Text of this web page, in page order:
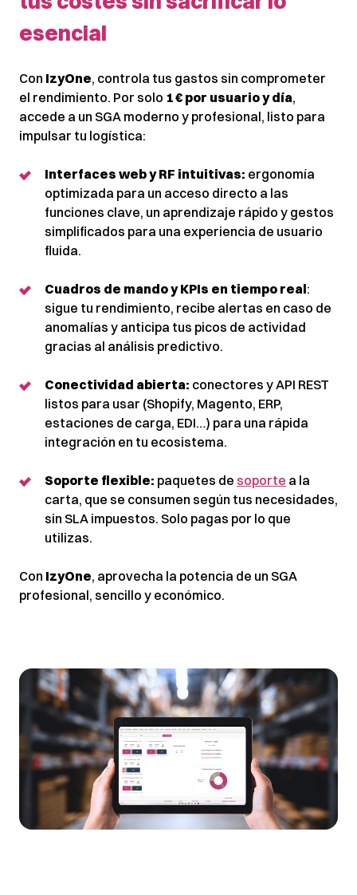
esencial
Con IzyOne, controla tus gastos sin comprometer
el rendimiento. Por solo 1 € por usuario y día,
accede a un SGA moderno y profesional, listo para
impulsar tu logística:
Interfaces web y RF intuitivas: ergonomía
optimizada para un acceso directo a las
funciones clave, un aprendizaje rápido y gestos
simplificados para una experiencia de usuario
fluida.
Cuadros de mando y KPIs en tiempo real:
sigue tu rendimiento, recibe alertas en caso de
anomalías y anticipa tus picos de actividad
gracias al análisis predictivo.
Conectividad abierta: conectores y API REST
listos para usar (Shopify, Magento, ERP,
estaciones de carga, EDI…) para una rápida
integración en tu ecosistema.
Soporte flexible: paquetes de soporte a la
carta, que se consumen según tus necesidades,
sin SLA impuestos. Solo pagas por lo que
utilizas.
Con IzyOne, aprovecha la potencia de un SGA
profesional, sencillo y económico.